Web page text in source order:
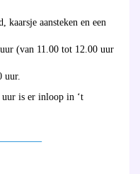
kaarsje aansteken en een
(van 11.00 tot 12.00 uur
uur.
is er inloop in ‘t